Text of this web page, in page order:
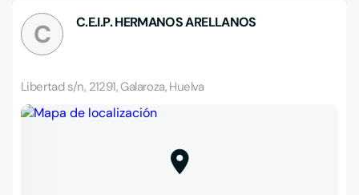
C C.E.I.P. HERMANOS ARELLANOS
Libertad s/n, 21291, Galaroza, Huelva